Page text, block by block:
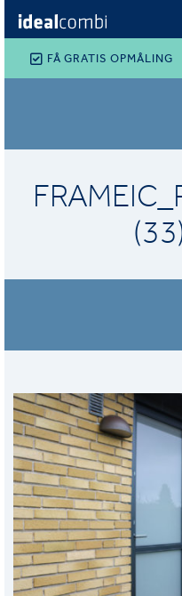
FÅ GRATIS OPMÅLING